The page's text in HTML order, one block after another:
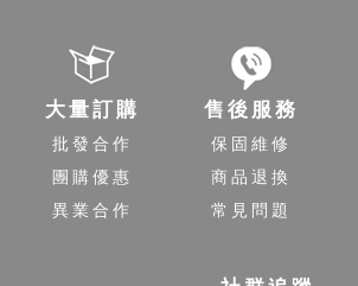
大量訂購
批發合作
團購優惠
異業合作
售後服務
保固維修
商品退換
常見問題